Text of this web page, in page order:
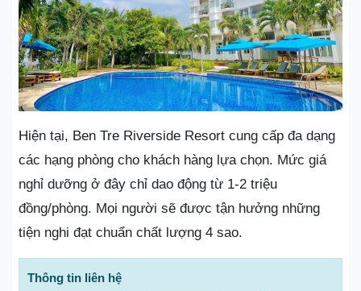
Hiện tại, Ben Tre Riverside Resort cung cấp đa dạng
các hạng phòng cho khách hàng lựa chọn. Mức giá
nghỉ dưỡng ở đây chỉ dao động từ 1-2 triệu
đồng/phòng. Mọi người sẽ được tận hưởng những
tiện nghi đạt chuẩn chất lượng 4 sao.
Thông tin liên hệ